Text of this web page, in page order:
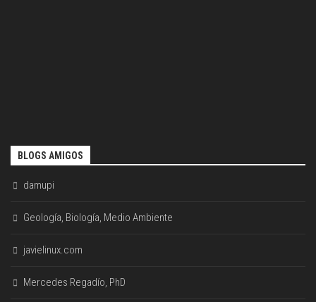
BLOGS AMIGOS
damupi
Geología, Biología, Medio Ambiente
javielinux.com
Mercedes Regadío, PhD